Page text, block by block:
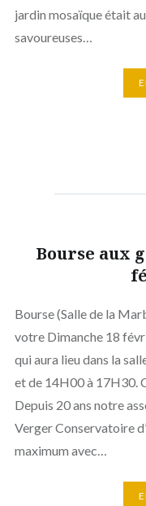
jardin mosaïque était
savoureuses…
Bourse aux
Bourse (Salle de la
votre Dimanche 18
qui aura lieu dans la
et de 14H00 à 17H30.
Depuis 20 ans notre
Verger Conservatoire
maximum avec…